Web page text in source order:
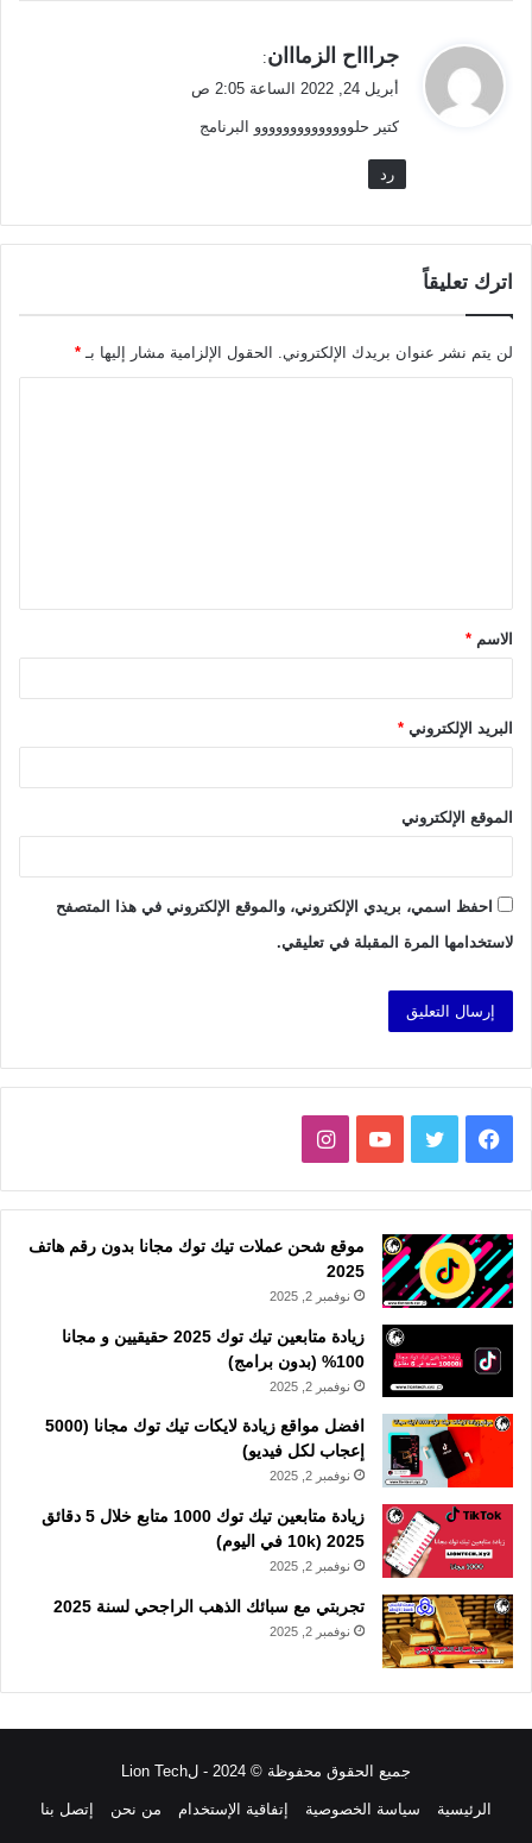
ي
ق
ل
جراااح الزمااان:
أبريل 24, 2022 الساعة 2:05 ص
كتير حلوووووووووووووو البرنامج
رد
اترك تعليقاً
لن يتم نشر عنوان بريدك الإلكتروني. الحقول الإلزامية مشار إليها بـ *
ق
*الاسم *
البريد الإلكتروني *
الموقع الإلكتروني
احفظ اسمي، بريدي الإلكتروني، والموقع الإلكتروني في هذا المتصفح
لاستخدامها المرة المقبلة في تعليقي.
فيسبوك تويتر يوتيوبانستقرام
موقع شحن عملات تيك توك مجانا بدون رقم هاتف
2025
نوفمبر 2, 2025
زيادة متابعين تيك توك 2025 حقيقيين و مجانا
100% (بدون برامج)
نوفمبر 2, 2025
افضل مواقع زيادة لايكات تيك توك مجانا (5000
إعجاب لكل فيديو)
نوفمبر 2, 2025
زيادة متابعين تيك توك 1000 متابع خلال 5 دقائق
2025 (10k في اليوم)
نوفمبر 2, 2025
تجربتي مع سبائك الذهب الراجحي لسنة 2025
نوفمبر 2, 2025
جميع الحقوق محفوظة © 2024 - لLion Tech
الرئيسية سياسة الخصوصية إتفاقية الإستخدام من نحن إتصل بنا